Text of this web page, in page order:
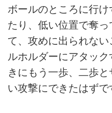
ボールのところに行
たり、低い位置で奪
て、攻めに出られな
ルホルダーにアタッ
きにもう一歩、二歩
い攻撃にできたはずで